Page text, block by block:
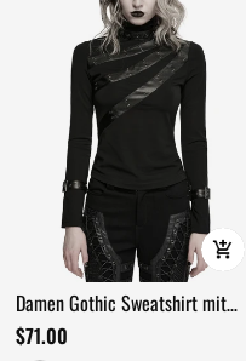
Damen Gothic Sweatshirt mit
hohem Kragen und Ösenriemen
$71.00